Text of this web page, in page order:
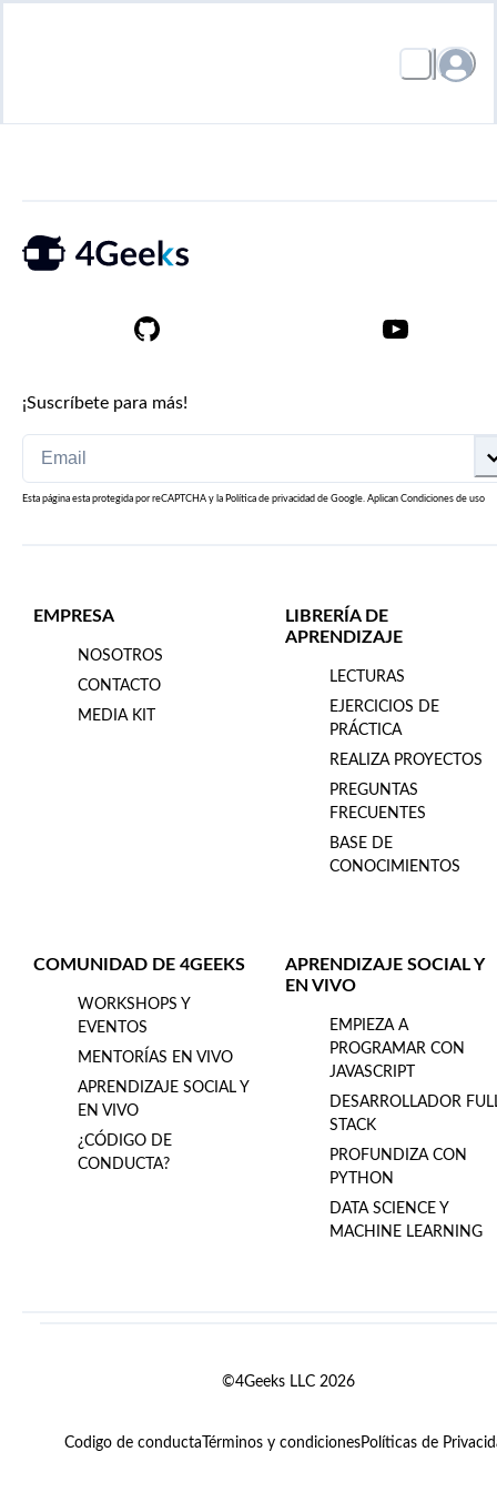
¡Suscríbete para más!
Esta página esta protegida por reCAPTCHA y la Política de privacidad de Google. Aplican Condiciones de uso
EMPRESA
NOSOTROS
CONTACTO
MEDIA KIT
LIBRERÍA DE
APRENDIZAJE
LECTURAS
EJERCICIOS DE
PRÁCTICA
REALIZA PROYECTOS
PREGUNTAS
FRECUENTES
BASE DE
CONOCIMIENTOS
COMUNIDAD DE 4GEEKS
WORKSHOPS Y
EVENTOS
MENTORÍAS EN VIVO
APRENDIZAJE SOCIAL Y
EN VIVO
¿CÓDIGO DE
CONDUCTA?
APRENDIZAJE SOCIAL Y
EN VIVO
EMPIEZA A
PROGRAMAR CON
JAVASCRIPT
DESARROLLADOR
STACK
PROFUNDIZA CON
PYTHON
DATA SCIENCE Y
MACHINE LEARNING
©4Geeks LLC 2026
Codigo de conducta Términos y condicionesPolíticas de